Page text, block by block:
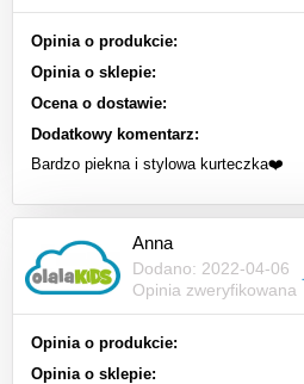
Opinia o produkcie:
Opinia o sklepie:
Ocena o dostawie:
Dodatkowy komentarz:
Bardzo piekna i stylowa kurteczka❤️
Anna
Dodano: 2022-04-06
Opinia zweryfikowana
Opinia o produkcie:
Opinia o sklepie: